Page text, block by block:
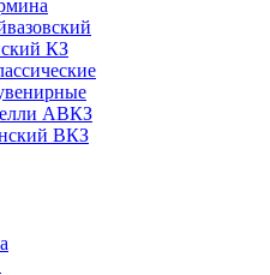
КЗ
АВКЗ
ВКЗ